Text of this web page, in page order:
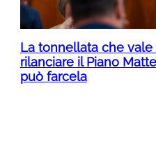
La tonnellata che
rilanciare il Piano
può farcela